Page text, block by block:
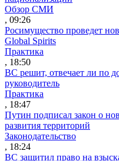
Обзор СМИ
, 09:26
Росимущество проведет
Global Spirits
Практика
, 18:50
ВС решит, отвечает ли по
руководитель
Практика
, 18:47
Путин подписал закон о
развития территорий
Законодательство
, 18:24
ВС защитил право на